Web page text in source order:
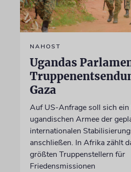
NAHOST
Ugandas
Gaza
Auf US-Anfrage soll sich
ugandischen Armee der
internationalen
anschließen. In Afrika zählt
größten Truppenstellern für
Friedensmissionen